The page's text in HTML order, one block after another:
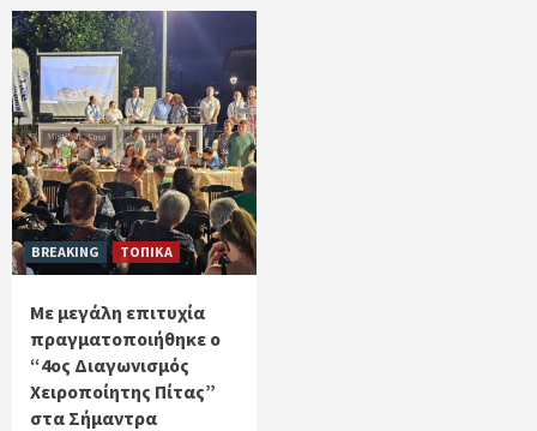
BREAKING ΤΟΠΙΚΑ
Με μεγάλη επιτυχία
πραγματοποιήθηκε ο
“4ος Διαγωνισμός
Χειροποίητης Πίτας”
στα Σήμαντρα